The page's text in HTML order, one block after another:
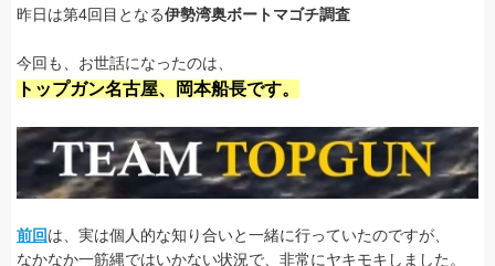
昨日は第4回目となる伊勢湾奥ボートマゴチ調査
今回も、お世話になったのは、
トップガン名古屋、岡本船長です。
前回は、実は個人的な知り合いと一緒に行っていたのですが、
なかなか一筋縄ではいかない状況で、非常にヤキモキしました。